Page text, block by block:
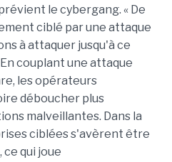
le cybergang. « De
ciblé par une attaque
à attaquer jusqu'à ce
couplant une attaque
les opérateurs
déboucher plus
malveillantes. Dans la
ciblées s'avèrent être
qui joue